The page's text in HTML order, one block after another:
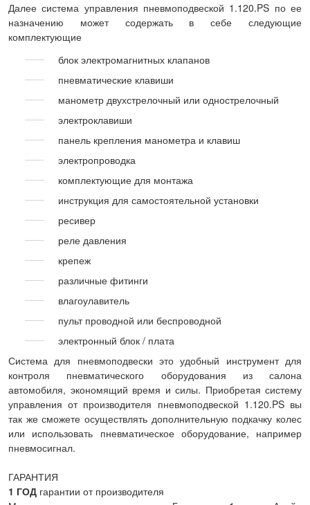
Далее система управления пневмоподвеской 1.120.PS по ее
назначению может содержать в себе следующие
комплектующие
блок электромагнитных клапанов
пневматические клавиши
манометр двухстрелочный или однострелочный
электроклавиши
панель крепления манометра и клавиш
электропроводка
комплектующие для монтажа
инструкция для самостоятельной установки
ресивер
реле давления
крепеж
различные фитинги
влагоулавитель
пульт проводной или беспроводной
электронный блок / плата
Система для пневмоподвески это удобный инструмент для
контроля пневматического оборудования из салона
автомобиля, экономящий время и силы. Приобретая систему
управления от производителя пневмоподвеской 1.120.PS вы
так же сможете осуществлять дополнительную подкачку колес
или использовать пневматическое оборудование, например
пневмосигнал.
ГАРАНТИЯ
1 ГОД гарантии от производителя